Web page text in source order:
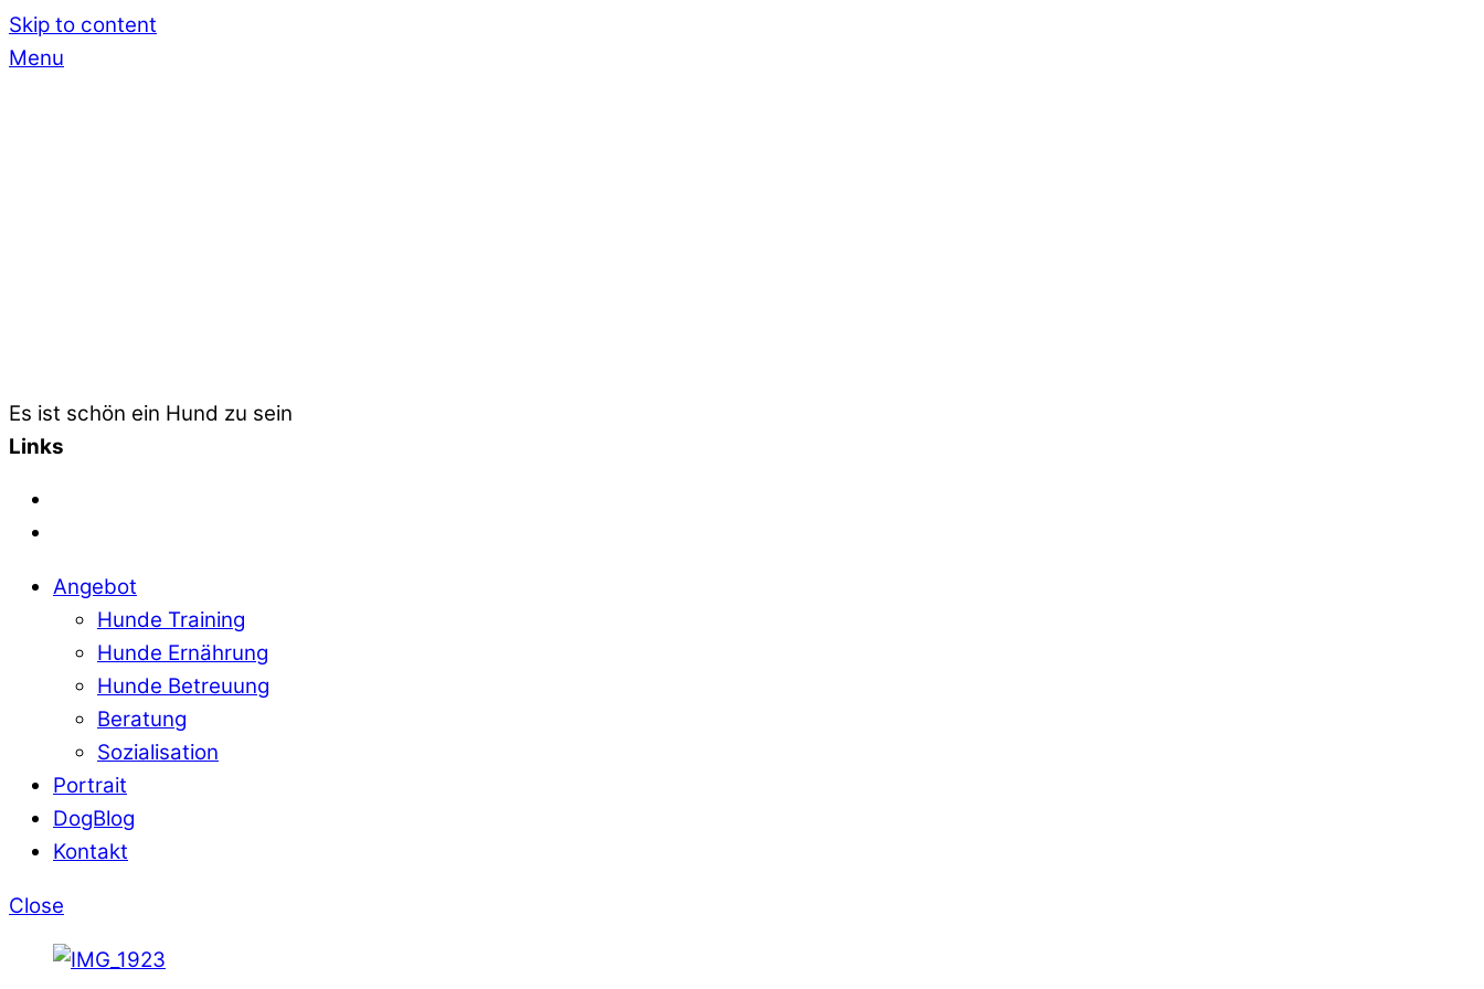
Skip to content
Menu
Es ist schön ein Hund zu sein
Links
Angebot
Hunde Training
Hunde Ernährung
Hunde Betreuung
Beratung
Sozialisation
Portrait
DogBlog
Kontakt
Close